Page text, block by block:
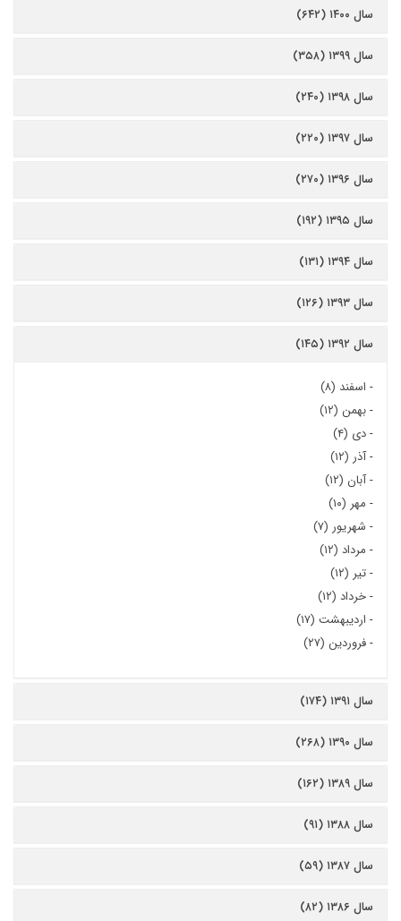
سال ۱۴۰۰ (۶۴۲)
سال ۱۳۹۹ (۳۵۸)
سال ۱۳۹۸ (۲۴۰)
سال ۱۳۹۷ (۲۲۰)
سال ۱۳۹۶ (۲۷۰)
سال ۱۳۹۵ (۱۹۲)
سال ۱۳۹۴ (۱۳۱)
سال ۱۳۹۳ (۱۲۶)
سال ۱۳۹۲ (۱۴۵)
- اسفند (۸)
-بهمن (۱۲)
-دی (۴)
-آذر (۱۲)
-آبان (۱۲)
- مهر (۱۰)
- شهریور (۷)
- مرداد (۱۲)
-تیر (۱۲)
-خرداد (۱۲)
- اردیبهشت (۱۷)
-فروردین (۲۷)
سال ۱۳۹۱ (۱۷۴)
سال ۱۳۹۰ (۲۶۸)
سال ۱۳۸۹ (۱۶۲)
سال ۱۳۸۸ (۹۱)
سال ۱۳۸۷ (۵۹)
سال ۱۳۸۶ (۸۲)